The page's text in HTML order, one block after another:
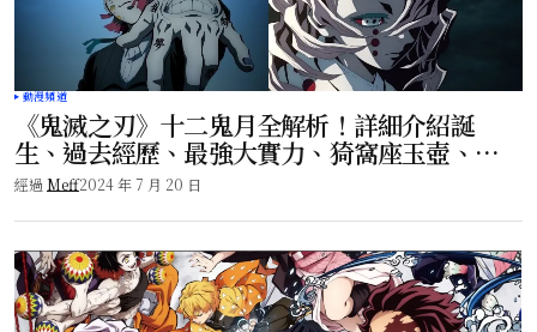
動漫頻道
《鬼滅之刃》十二鬼月全解析！詳細介紹誕
生、過去經歷、最強大實力、猗窩座玉壺、下
弦之鬼冷酷殘忍！
經過 Meff2024 年 7 月 20 日